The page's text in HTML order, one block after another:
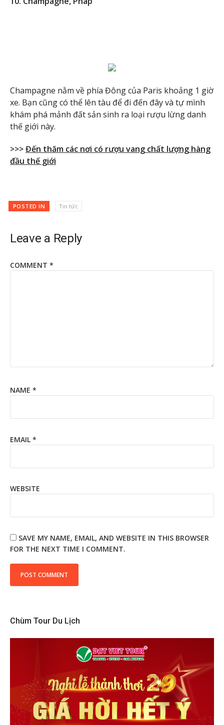
Champagne nằm về phía Đông của Paris khoảng 1 giờ
xe. Bạn cũng có thể lên tàu để đi đến đây và tự mình
khám phá mảnh đất sản sinh ra loại rượu lừng danh
thế giới này.
>>>Đến thăm các nơi có rượu vang chất lượng hàng
đầu thế giới
POSTED IN Tin tức
Leave a Reply
COMMENT *
NAME *
EMAIL *
WEBSITE
SAVE MY NAME, EMAIL, AND WEBSITE IN THIS BROWSER
FOR THE NEXT TIME I COMMENT.
Chùm Tour Du Lịch